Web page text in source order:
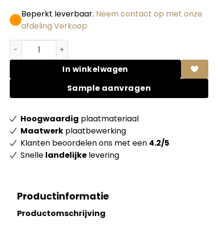
Beperkt leverbaar. Neem contact op met onze
afdeling Verkoop
Abet HPL 879 Dharma Grigio grafite aantal
In winkelwagen
Sample aanvragen
Hoogwaardig plaatmateriaal
Maatwerk plaatbewerking
Klanten beoordelen ons met een 4.2/5
Snelle landelijke levering
Productinformatie
Productomschrijving